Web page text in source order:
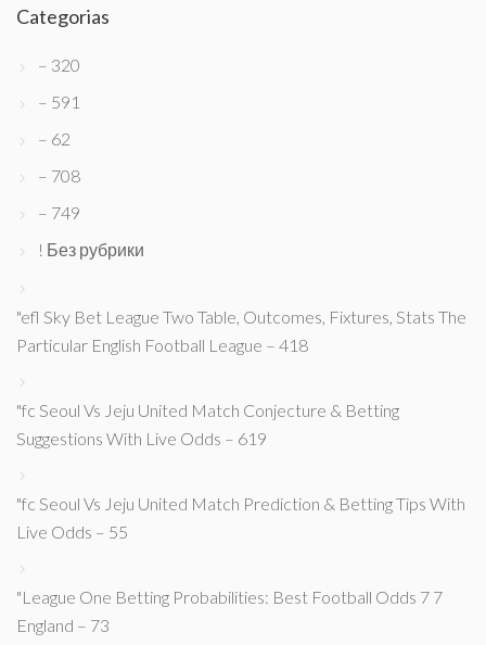
Categorias
– 320
– 591
– 62
– 708
– 749
! Без рубрики
"efl Sky Bet League Two Table, Outcomes, Fixtures, Stats The
Particular English Football League – 418
"fc Seoul Vs Jeju United Match Conjecture & Betting
Suggestions With Live Odds – 619
"fc Seoul Vs Jeju United Match Prediction & Betting Tips With
Live Odds – 55
"League One Betting Probabilities: Best Football Odds 7 7
England – 73